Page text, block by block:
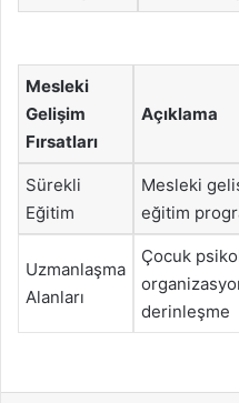
Mesleki
Gelişim
Fırsatları
Açıklama
Sürekli
Eğitim
Mesleki
eğitim
Uzmanlaşma
Alanları
Çocuk
derinleşme